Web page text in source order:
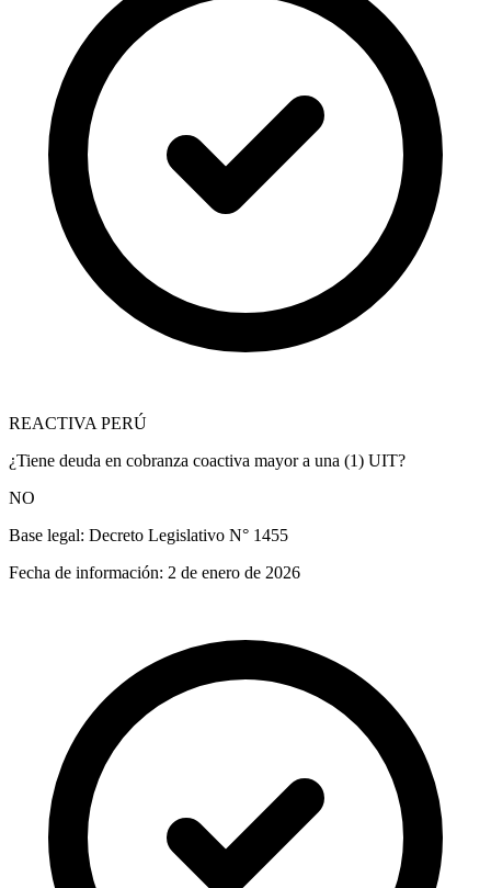
REACTIVA PERÚ
¿Tiene deuda en cobranza coactiva mayor a una (1) UIT?
NO
Base legal: Decreto Legislativo N° 1455
Fecha de información: 2 de enero de 2026